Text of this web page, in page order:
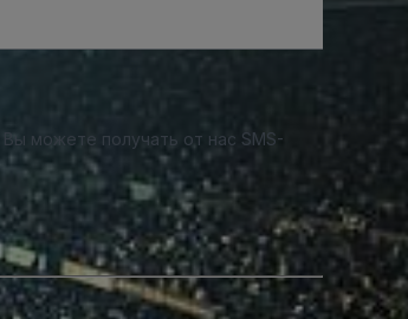
Вы можете получать от нас SMS-